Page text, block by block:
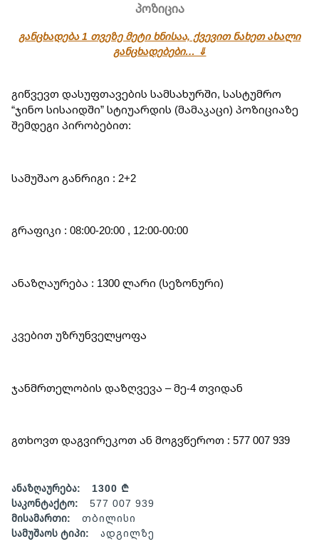
პოზიცია
განცხადება 1 თვეზე მეტი ხნისაა, ქვევით ნახეთ ახალი
განცხადებები… ⇓
გიწვევთ დასუფთავების სამსახურში, სასტუმრო
“ჯინო სისაიდში” სტიუარდის (მამაკაცი) პოზიციაზე
შემდეგი პირობებით:
სამუშაო განრიგი : 2+2
გრაფიკი : 08:00-20:00 , 12:00-00:00
ანაზღაურება : 1300 ლარი (სეზონური)
კვებით უზრუნველყოფა
ჯანმრთელობის დაზღვევა – მე-4 თვიდან
გთხოვთ დაგვირეკოთ ან მოგვწეროთ : 577 007 939
ანაზღაურება:
1300 ₾
საკონტაქტო:
577 007 939
მისამართი:
თბილისი
სამუშაოს ტიპი:
ადგილზე